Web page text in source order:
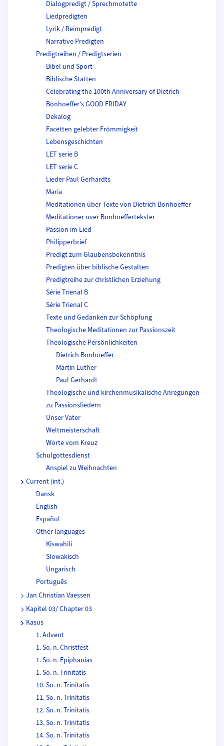
Dialogpredigt / Sprechmotette
Liedpredigten
Lyrik / Reimpredigt
Narrative Predigten
Predigtreihen / Predigtserien
Bibel und Sport
Biblische Stätten
Celebrating the 100th Anniversary of Dietrich
Bonhoeffer's GOOD FRIDAY
Dekalog
Facetten gelebter Frömmigkeit
Lebensgeschichten
LET serie B
LET serie C
Lieder Paul Gerhardts
Maria
Meditationen über Texte von Dietrich Bonhoeffer
Meditationer over Bonhoeffertekster
Passion im Lied
Philipperbrief
Predigt zum Glaubensbekenntnis
Predigten über biblische Gestalten
Predigtreihe zur christlichen Erziehung
Série Trienal B
Série Trienal C
Texte und Gedanken zur Schöpfung
Theologische Meditationen zur Passionszeit
Theologische Persönlichkeiten
Dietrich Bonhoeffer
Martin Luther
Paul Gerhardt
Theologische und kirchenmusikalische Anregungen
zu Passionsliedern
Unser Vater
Weltmeisterschaft
Worte vom Kreuz
Schulgottesdienst
Anspiel zu Weihnachten
Current (int.)
Dansk
English
Español
Other languages
Kiswahili
Slowakisch
Ungarisch
Português
Jan Christian Vaessen
Kapitel 03/ Chapter 03
Kasus
1. Advent
1. So. n. Christfest
1. So. n. Epiphanias
1. So. n. Trinitatis
10. So. n. Trinitatis
11. So. n. Trinitatis
12. So. n. Trinitatis
13. So. n. Trinitatis
14. So. n. Trinitatis